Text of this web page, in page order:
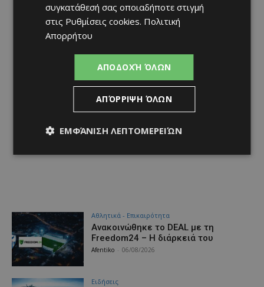
Αθλητικά - Επικαιρότητα
Ανακοινώθηκε το DEAL με τη
Freedom24 – Η διάρκειά του
Afentiko 06/08/2026
Ειδήσεις
συγκατάθεσή σας οποιαδήποτε στιγμή
στις Ρυθμίσεις cookies. Πολιτική
Απορρήτου
ΑΠΟΔΟΧΉ ΌΛΩΝ
ΑΠΌΡΡΙΨΗ ΌΛΩΝ
ΕΜΦΆΝΙΣΗ ΛΕΠΤΟΜΕΡΕΙΏΝ